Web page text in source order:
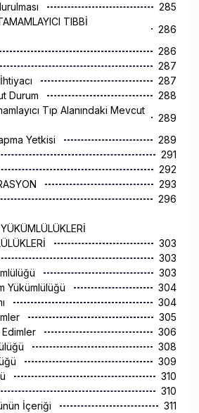
285
TIBBİ
286
286
287
287
Durum
288
Tıp Alanındaki Mevcut
289
Yetkisi
289
291
292
293
296
303
303
303
Yükümlülüğü
304
304
305
306
308
309
310
310
İçeriği
311